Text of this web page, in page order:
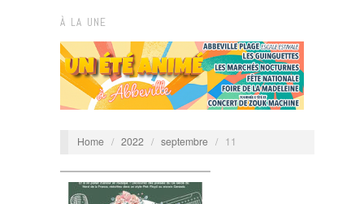
À LA UNE
Home / 2022 / septembre / 11